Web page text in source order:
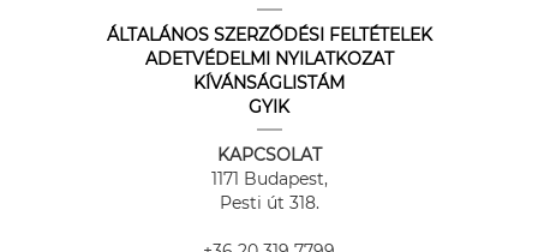
ÁLTALÁNOS SZERZŐDÉSI FELTÉTELEK
ADETVÉDELMI NYILATKOZAT
KÍVÁNSÁGLISTÁM
GYIK
KAPCSOLAT
1171 Budapest,
Pesti út 318.